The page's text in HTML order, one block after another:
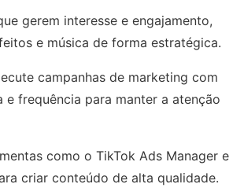
gerem interesse e engajamento,
e música de forma estratégica.
campanhas de marketing com
e frequência para manter a atenção
como o TikTok Ads Manager e
criar conteúdo de alta qualidade.